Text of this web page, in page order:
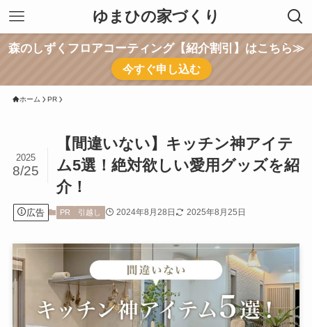
ゆまひの家づくり
森のしずくフロアコーティング【紹介割引】はこちら≫
今すぐ申し込む
ホーム PR
【間違いない】キッチン神アイテ
ム5選！絶対欲しい愛用グッズを紹
介！
2025
8/25
広告 PR 引越し 2024年8月28日 2025年8月25日